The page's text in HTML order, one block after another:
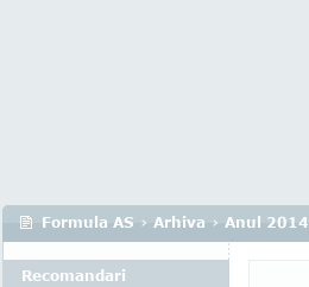
Formula AS › Arhiva › Anul 2014
Recomandari